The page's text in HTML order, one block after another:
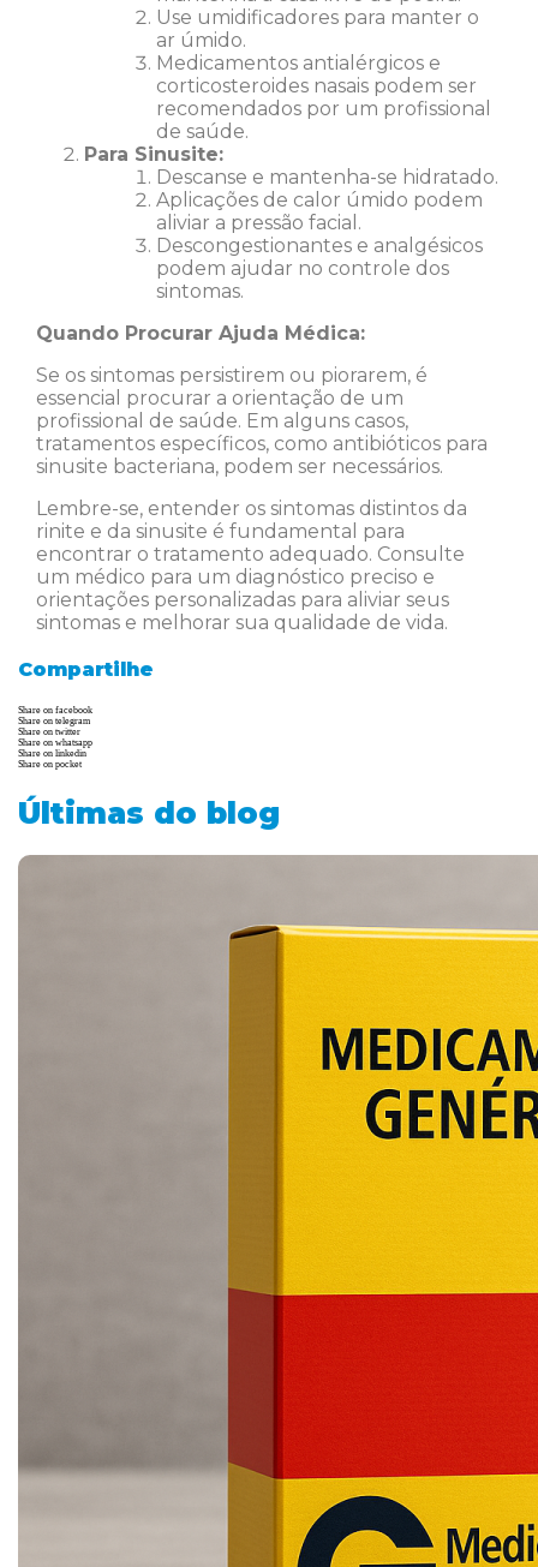
Use umidificadores para manter o
ar úmido.
Medicamentos antialérgicos e
corticosteroides nasais podem ser
recomendados por um profissional
de saúde.
Para Sinusite:
Descanse e mantenha-se hidratado.
Aplicações de calor úmido podem
aliviar a pressão facial.
Descongestionantes e analgésicos
podem ajudar no controle dos
sintomas.
Quando Procurar Ajuda Médica:
Se os sintomas persistirem ou piorarem, é
essencial procurar a orientação de um
profissional de saúde. Em alguns casos,
tratamentos específicos, como antibióticos para
sinusite bacteriana, podem ser necessários.
Lembre-se, entender os sintomas distintos da
rinite e da sinusite é fundamental para
encontrar o tratamento adequado. Consulte
um médico para um diagnóstico preciso e
orientações personalizadas para aliviar seus
sintomas e melhorar sua qualidade de vida.
Compartilhe
Share on facebook
Share on telegram
Share on twitter
Share on whatsapp
Share on linkedin
Share on pocket
Últimas do blog